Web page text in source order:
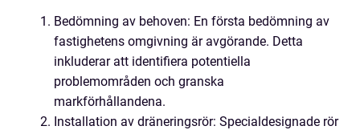
Bedömning av behoven: En första bedömning av
fastighetens omgivning är avgörande. Detta
inkluderar att identifiera potentiella
problemområden och granska
markförhållandena.
Installation av dräneringsrör: Specialdesignade rör